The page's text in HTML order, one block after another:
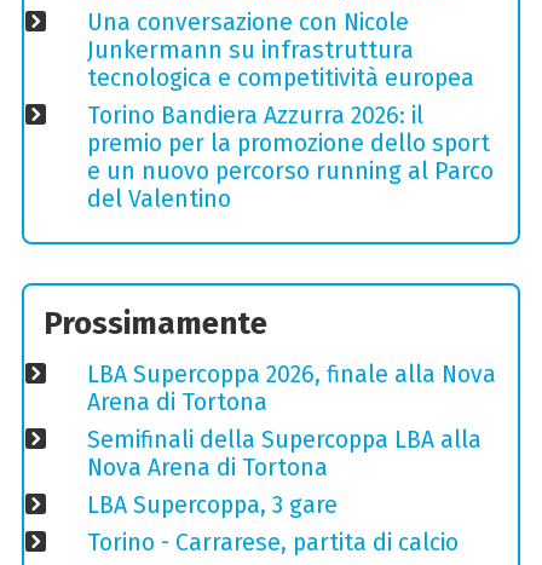
Una conversazione con Nicole
Junkermann su infrastruttura
tecnologica e competitività europea
Torino Bandiera Azzurra 2026: il
premio per la promozione dello sport
e un nuovo percorso running al Parco
del Valentino
Prossimamente
LBA Supercoppa 2026, finale alla Nova
Arena di Tortona
Semifinali della Supercoppa LBA alla
Nova Arena di Tortona
LBA Supercoppa, 3 gare
Torino - Carrarese, partita di calcio